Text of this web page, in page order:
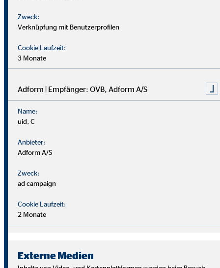
Wir suchen Persönlichkeiten mit Charakter, die aus dem
Du musst kein Finanzprofi sein – unsere Ausbildung bereitet
Zweck:
Verknüpfung mit Benutzerprofilen
Cookie Laufzeit:
3 Monate
Adform | Empfänger: OVB, Adform A/S
Name:
uid, C
Anbieter:
Adform A/S
Zweck:
ad campaign
Cookie Laufzeit:
2 Monate
Externe Medien